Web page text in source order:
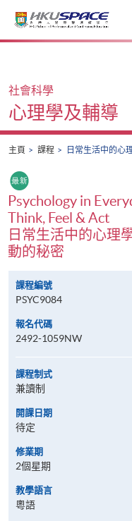
Main
社會科學
心理學及輔導
主頁 課程 日常生活中的心
Psychology in
Think, Feel & Act
日常生活中的心理
動的秘密
課程編號
PSYC9084
報名代碼
2492-1059NW
課程制式
兼讀制
開課日期
待定
修業期
2個星期
教學語言
粵語